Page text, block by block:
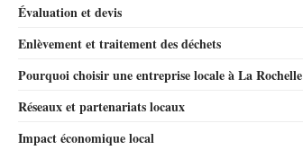
Évaluation et devis
Enlèvement et traitement des déchets
Pourquoi choisir une entreprise locale à La Rochelle
Réseaux et partenariats locaux
Impact économique local